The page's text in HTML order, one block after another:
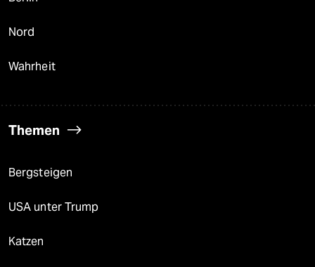
Nord
Wahrheit
Themen
Bergsteigen
USA unter Trump
Katzen